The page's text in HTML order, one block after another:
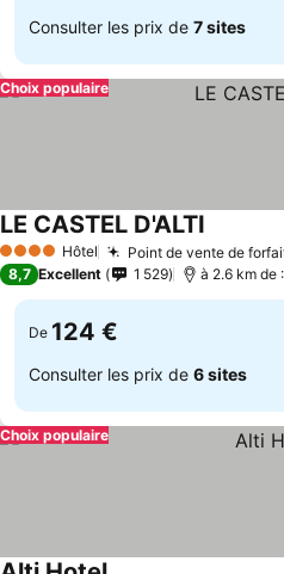
Consulter les prix de 7 sites
Choix populaire
4 Étoiles Hôtel Point de vente de
LE CASTEL D'ALTI
8,7 Excellent 1 529
De 124 €
Consulter les prix de 6 sites
Choix populaire